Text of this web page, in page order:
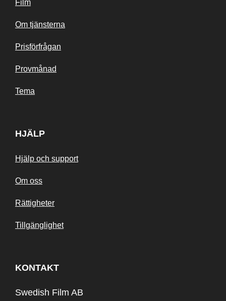
Film
Om tjänsterna
Prisförfrågan
Provmånad
Tema
HJÄLP
Hjälp och support
Om oss
Rättigheter
Tillgänglighet
KONTAKT
Swedish Film AB